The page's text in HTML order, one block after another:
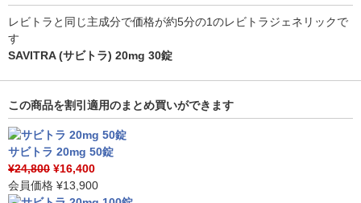
レビトラと同じ主成分で価格が約5分の1のレビトラジェネリックで
す
SAVITRA (サビトラ) 20mg 30錠
この商品を割引適用のまとめ買いができます
サビトラ 20mg 50錠
¥24,800 ¥16,400
会員価格 ¥13,900